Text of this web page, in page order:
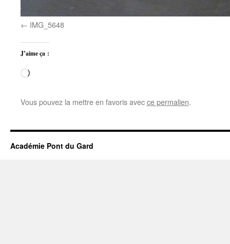
IMG_5648
J’aime ça :
Chargement…
Vous pouvez la mettre en favoris avecce permalien.
Académie Pont du Gard